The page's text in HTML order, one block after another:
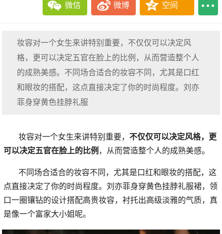
微信 微博 空间
妆容对一个女生来讲特别重要，不仅仅可以决定风
格，更可以决定五官在脸上的比例，从而营造整个人
的成熟美感。不同场合适合的妆容不同，尤其是口红
和眼妆的搭配，这点直接决定了你的时尚程度。刘亦
菲身穿黄色挂脖礼服
妆容对一个女生来讲特别重要，不仅仅可以决定风格，更
可以决定五官在脸上的比例，从而营造整个人的成熟美感。
不同场合适合的妆容不同，尤其是口红和眼妆的搭配，这
点直接决定了你的时尚程度。刘亦菲身穿黄色挂脖礼服裙，领
口一圈镶钻的设计搭配高贵妆容，衬托出高级淡雅的气质，真
是像一个富家大小姐呢。